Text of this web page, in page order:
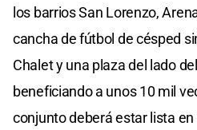
los barrios San Lorenzo,
cancha de fútbol de césped
Chalet y una plaza del lado
beneficiando a unos 10 mil
conjunto deberá estar lista